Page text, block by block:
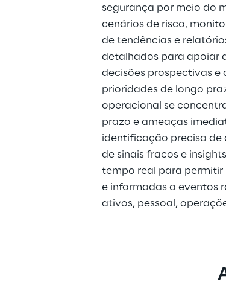
segurança por meio do
cenários de risco,
de tendências e
detalhados para apoiar
decisões prospectivas e
prioridades de longo
operacional se
prazo e ameaças
identificação precisa de
de sinais fracos e
tempo real para permitir
e informadas a eventos
ativos, pessoal,